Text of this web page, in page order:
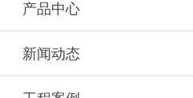
产品中心
新闻动态